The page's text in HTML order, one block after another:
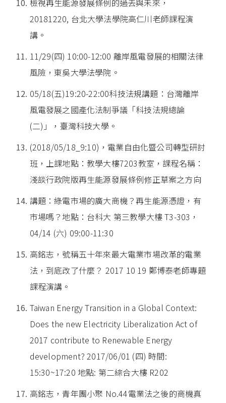
檢視再生能源發展條例的過去與未來，
20181220, 台北大學法學院高仁川老師課程演
講。
11/29(四) 10:00-12:00 離岸風電發展的相關法律
風險，東吳大學法學院。
05/18(五)19:20-22:00科技法規講題：台灣離岸
風電發展之國產化法制爭議「科技法規總論
(二)」，臺灣科技大學。
(2018/05/18_9:10)，電業自由化暨公司轉型研討
班，上課地點：教學大樓7203教室，課程名稱：
淺談行政院版再生能源發展條例修正草案之方向
講題：綠電市場的廣大商機？再生能源憑證，有
市場嗎？地點：台科大 第三教學大樓 T3-303，
04/14 (六) 09:00-11:30
高銘志，號稱五十年來最大電業市場改革的電業
法，到底改了什麼？ 2017 10 19 鄭博泰老師專題
課程演講。
Taiwan Energy Transition in a Global Context:
Does the new Electricity Liberalization Act of
2017 contribute to Renewable Energy
development? 2017/06/01 (四) 時間:
15:30~17:20 地點: 第二綜合大樓 R202
高銘志，青年團小聚 No.44電業法之後的商機真